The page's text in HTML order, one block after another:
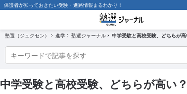
保護者が知っておきたい受験・進路情報まるわかり！
塾選（ジュクセン） 進学 塾選ジャーナル 中学受験と高校受験、どちらが
中学受験と高校受験、どちらが高い